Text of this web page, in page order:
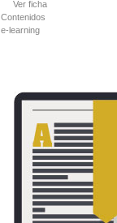
Ver ficha
Contenidos
e-learning